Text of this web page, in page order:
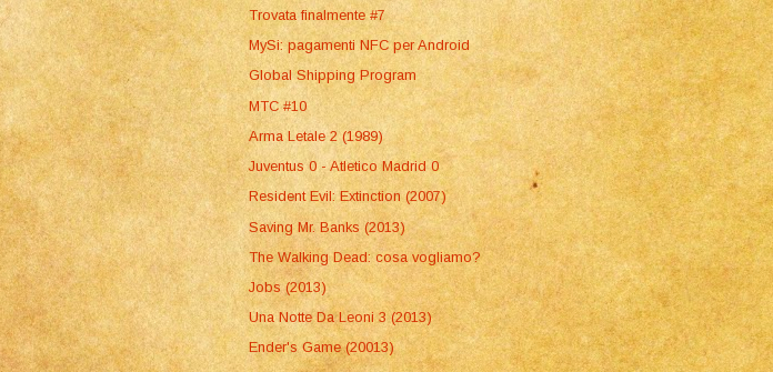
Trovata finalmente #7
MySi: pagamenti NFC per Android
Global Shipping Program
MTC #10
Arma Letale 2 (1989)
Juventus 0 - Atletico Madrid 0
Resident Evil: Extinction (2007)
Saving Mr. Banks (2013)
The Walking Dead: cosa vogliamo?
Jobs (2013)
Una Notte Da Leoni 3 (2013)
Ender's Game (20013)